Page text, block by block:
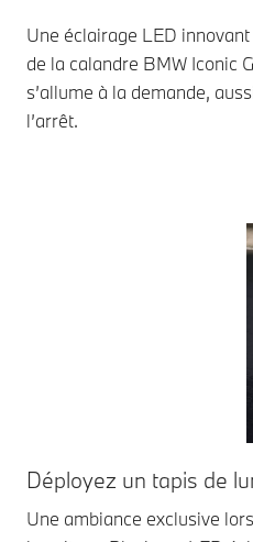
Une éclairage LED
de la calandre BMW Iconic
s’allume à la demande,
l’arrêt.
Déployez un tapis de
Une ambiance exclusive